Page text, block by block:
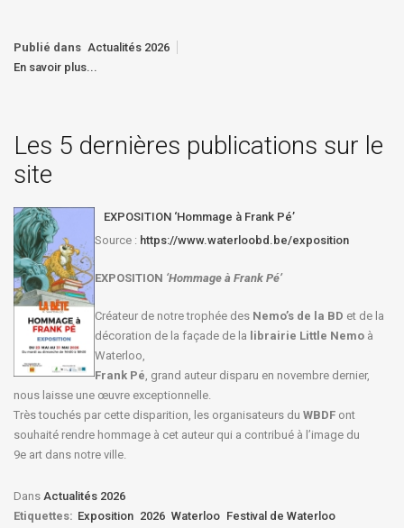
Publié dans Actualités 2026
En savoir plus...
Les 5 dernières publications sur le
site
EXPOSITION ‘Hommage à Frank Pé’
Source : https://www.waterloobd.be/exposition
EXPOSITION ‘Hommage à Frank Pé’
Créateur de notre trophée des Nemo’s de la BD et de la
décoration de la façade de la librairie Little Nemo à
Waterloo,
Frank Pé, grand auteur disparu en novembre dernier,
nous laisse une œuvre exceptionnelle.
Très touchés par cette disparition, les organisateurs du WBDF ont
souhaité rendre hommage à cet auteur qui a contribué à l’image du
9e art dans notre ville.
Dans Actualités 2026
Etiquettes: Exposition 2026 Waterloo Festival de Waterloo